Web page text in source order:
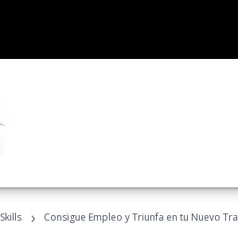
› Consigue Empleo y Triunfa en tu Nuevo